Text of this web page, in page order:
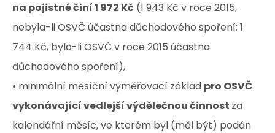
na pojistné činí 1 972 Kč (1 943 Kč v roce 2015,
nebyla-li OSVČ účastna důchodového spoření; 1
744 Kč, byla-li OSVČ v roce 2015 účastna
důchodového spoření),
• minimální měsíční vyměřovací základ pro OSVČ
vykonávající vedlejší výdělečnou činnost za
kalendářní měsíc, ve kterém byl (měl být) podán